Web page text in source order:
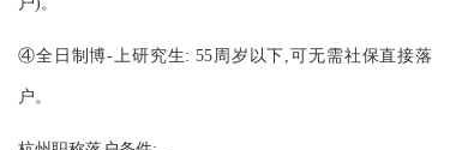
④全日制博-上研究生: 55周岁以下,可无需社保直接落
户。